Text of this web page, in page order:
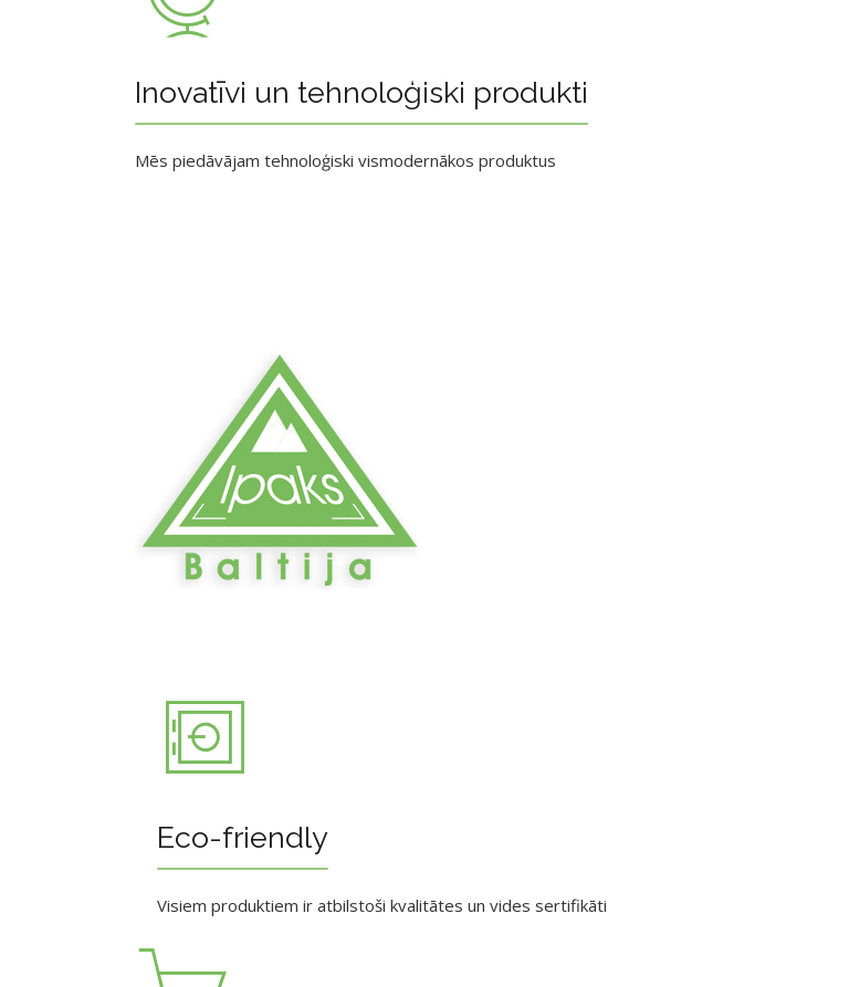
Inovatīvi un tehnoloģiski produkti
Mēs piedāvājam tehnoloģiski vismodernākos produktus
Eco-friendly
Visiem produktiem ir atbilstoši kvalitātes un vides sertifikāti